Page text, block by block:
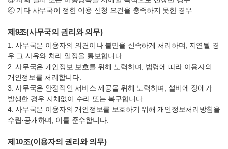
④ 기타 사무국이 정한 이용 신청 요건을 충족하지 못한 경우
제9조(사무국의 권리와 의무)
1. 사무국은 이용자의 의견이나 불만을 신속하게 처리하며, 지연될 경
우 그 사유와 처리 일정을 통보합니다.
2. 사무국은 개인정보 보호를 위해 노력하며, 법령에 따라 이용자의
개인정보를 처리합니다.
3. 사무국은 안정적인 서비스 제공을 위해 노력하며, 설비에 장애가
발생한 경우 지체없이 수리 또는 복구합니다.
4. 사무국은 이용자의 개인정보를 보호하기 위해 개인정보처리방침을
수립·공개하며, 이를 준수합니다.
제10조(이용자의 권리와 의무)